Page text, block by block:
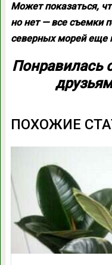
Может показаться,
но нет — все съемки
северных морей еще
Понравилась
ПОХОЖИЕ